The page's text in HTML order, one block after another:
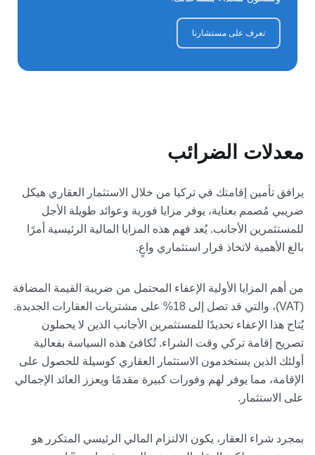
تفصيل دقيق للتكاليف الدقيقة لعائلتك، يرجى الاتصال بنا
وسنكون سعداء بمساعدتك.
يرافق تأمين إقامتك في تركيا من خلال الاستثمار العقاري هيكل
ضريبي مُصمم بعناية، يوفر مزايا فورية وعوائد طويلة الأجل
للمستثمرين الأجانب. يُعد فهم هذه المزايا المالية الرئيسية أمرًا
من أهم المزايا الأولية الإعفاء المحتمل من ضريبة القيمة المضافة
(VAT)، والتي قد تصل إلى 18% على مشتريات العقارات الجديدة.
يُتاح هذا الإعفاء تحديدًا للمستثمرين الأجانب الذين لا يحملون
تصريح إقامة تركي وقت الشراء. تُكافئ هذه السياسة بفعالية
أولئك الذين يستخدمون الاستثمار العقاري كوسيلة للحصول على
الإقامة، مما يوفر لهم وفورات كبيرة مقدمًا ويعزز العائد الإجمالي